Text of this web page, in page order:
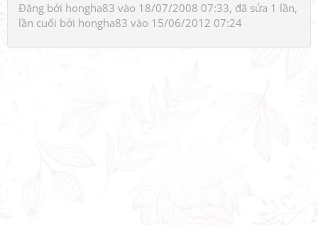
Đăng bởi hongha83 vào 18/07/2008 07:33, đã sửa 1 lần,
lần cuối bởi hongha83 vào 15/06/2012 07:24